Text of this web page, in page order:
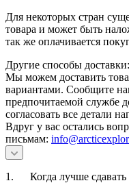
Для некоторых стран
товара и может быть
так же оплачивается
Другие способы доставки:
Мы можем доставить
вариантами. Сообщите
предпочитаемой службе
согласовать все детали
Вдруг у вас остались
письмам:
1. Когда лучше сдавать